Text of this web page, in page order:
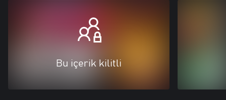
Bu içerik kilitli